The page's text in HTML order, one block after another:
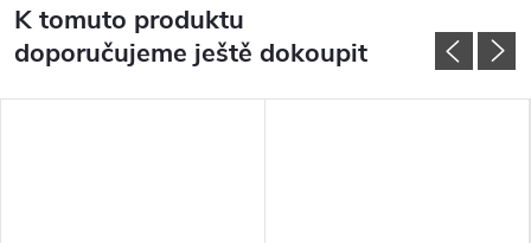
K tomuto produktu
doporučujeme ještě dokoupit